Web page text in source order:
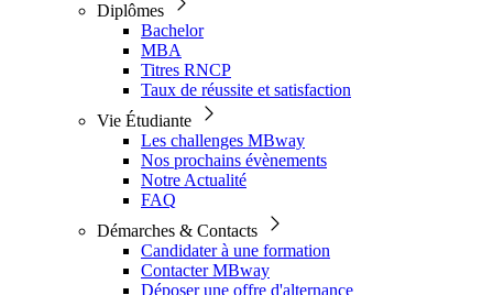
Diplômes
Bachelor
MBA
Titres RNCP
Taux de réussite et satisfaction
Vie Étudiante
Les challenges MBway
Nos prochains évènements
Notre Actualité
FAQ
Démarches & Contacts
Candidater à une formation
Contacter MBway
Déposer une offre d'alternance